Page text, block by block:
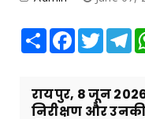
Share Facebook
Twitter
रायपुर, 8 जून
निरीक्षण और